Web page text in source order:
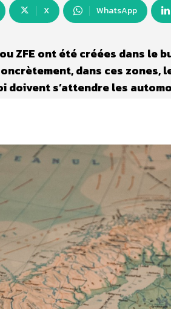
X WhatsApp
ZFE ont été créées dans le
dans ces
doivent s’attendre les